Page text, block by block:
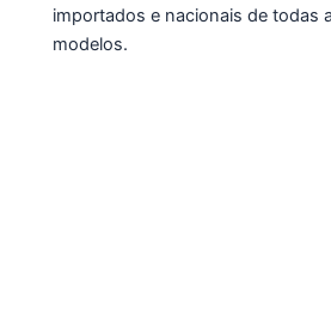
importados e nacionais de todas
modelos.